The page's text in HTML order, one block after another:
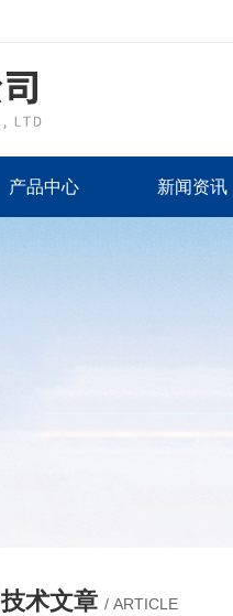
产品中心 新闻资讯
技术文章 / ARTICLE